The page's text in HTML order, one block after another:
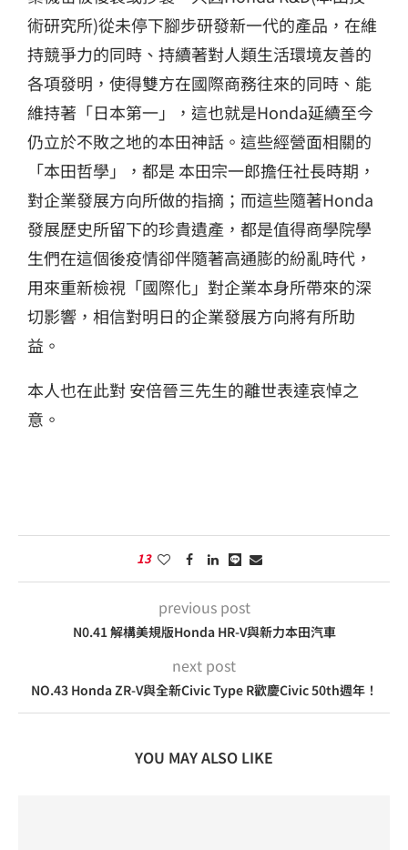
術研究所)從未停下腳步研發新一代的產品，在維
持競爭力的同時、持續著對人類生活環境友善的
各項發明，使得雙方在國際商務往來的同時、能
維持著「日本第一」，這也就是Honda延續至今
仍立於不敗之地的本田神話。這些經營面相關的
「本田哲學」，都是 本田宗一郎擔任社長時期，
對企業發展方向所做的指摘；而這些隨著Honda
發展歷史所留下的珍貴遺產，都是值得商學院學
生們在這個後疫情卻伴隨著高通膨的紛亂時代，
用來重新檢視「國際化」對企業本身所帶來的深
切影響，相信對明日的企業發展方向將有所助
益。
本人也在此對 安倍晉三先生的離世表達哀悼之
意。
13
previous post
N0.41 解構美規版Honda HR-V與新力本田汽車
next post
NO.43 Honda ZR-V與全新Civic Type R歡慶Civic 50th週年！
YOU MAY ALSO LIKE